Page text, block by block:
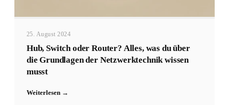
25. August 2024
Hub, Switch oder Router? Alles, was du über
die Grundlagen der Netzwerktechnik wissen
musst
Weiterlesen →